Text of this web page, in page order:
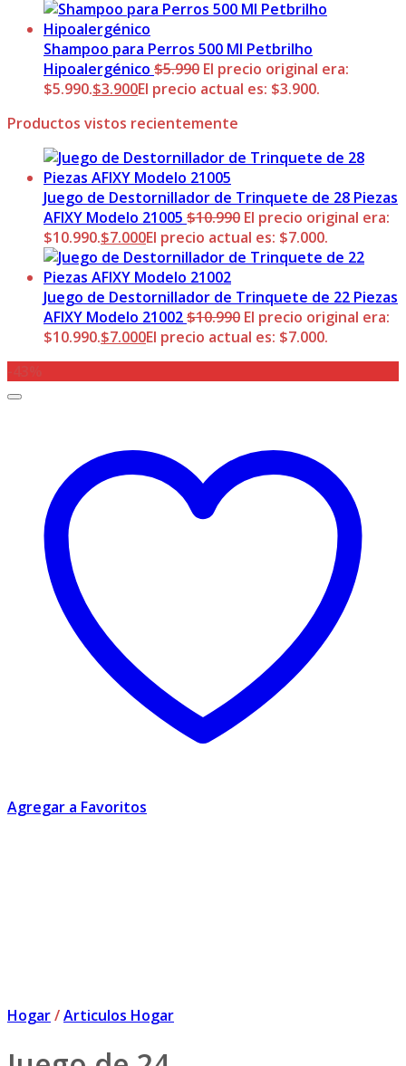
Shampoo para Perros 500 Ml Petbrilho
Hipoalergénico $5.990 El precio original era:
$5.990.$3.900El precio actual es: $3.900.
Productos vistos recientemente
Juego de Destornillador de Trinquete de 28 Piezas
AFIXY Modelo 21005 $10.990 El precio original era:
$10.990.$7.000El precio actual es: $7.000.
Juego de Destornillador de Trinquete de 22 Piezas
AFIXY Modelo 21002$10.990 El precio original era:
$10.990.$7.000El precio actual es: $7.000.
Agregar a Favoritos
Hogar/Articulos Hogar